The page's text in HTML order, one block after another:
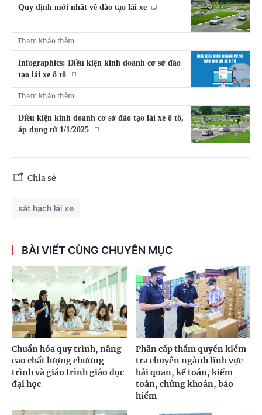
Quy định mới nhất về đào tạo lái xe
Tham khảo thêm
Infographics: Điều kiện kinh doanh cơ sở đào
tạo lái xe ô tô
Tham khảo thêm
Điều kiện kinh doanh cơ sở đào tạo lái xe ô tô,
áp dụng từ 1/1/2025
Chia sẻ
sát hạch lái xe
BÀI VIẾT CÙNG CHUYÊN MỤC
Chuẩn hóa quy trình, nâng
cao chất lượng chương
trình và giáo trình giáo dục
đại học
Phân cấp thẩm quyền kiểm
tra chuyên ngành lĩnh vực
hải quan, kế toán, kiểm
toán, chứng khoán, bảo
hiểm